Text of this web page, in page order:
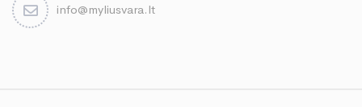
info@myliusvara.lt